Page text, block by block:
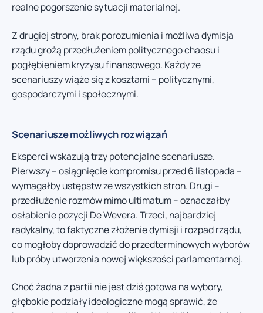
realne pogorszenie sytuacji materialnej.
Z drugiej strony, brak porozumienia i możliwa dymisja
rządu grożą przedłużeniem politycznego chaosu i
pogłębieniem kryzysu finansowego. Każdy ze
scenariuszy wiąże się z kosztami – politycznymi,
gospodarczymi i społecznymi.
Scenariusze możliwych rozwiązań
Eksperci wskazują trzy potencjalne scenariusze.
Pierwszy – osiągnięcie kompromisu przed 6 listopada –
wymagałby ustępstw ze wszystkich stron. Drugi –
przedłużenie rozmów mimo ultimatum – oznaczałby
osłabienie pozycji De Wevera. Trzeci, najbardziej
radykalny, to faktyczne złożenie dymisji i rozpad rządu,
co mogłoby doprowadzić do przedterminowych wyborów
lub próby utworzenia nowej większości parlamentarnej.
Choć żadna z partii nie jest dziś gotowa na wybory,
głębokie podziały ideologiczne mogą sprawić, że